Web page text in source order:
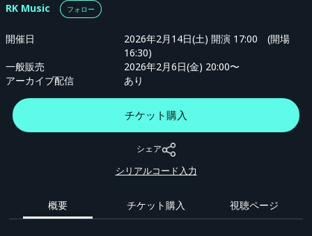
RK Music フォロー
開催日
2026年2月14日(土) 開演 17:00 (開場
16:30)
一般販売
2026年2月6日(金) 20:00〜
アーカイブ配信
あり
チケット購入
シェア
シリアルコード入力
概要 チケット購入 視聴ページ